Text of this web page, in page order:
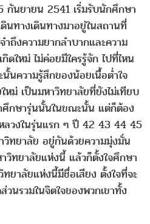
ยายน 2541 เริ่มรับนักศึกษา
นทางเดินทางมาอยู่ในสถานที่
ถึงความยากลำบากและความ
ดใหม่ ไม่ค่อยมีใครรู้จัก ไปที่ไหน
นความรู้สึกของน้อยเนื้อต่ำใจ
หม่ เป็นมหาวิทยาลัยที่ยังไม่เทียบ
ศึกษารุ่นนั้นในขณะนั้น แต่ก็ต้อง
วงในรุ่นแรก ๆ ปี 42 43 44 45
ทยาลัย อยู่กันด้วยความมุ่งมั่น
วิทยาลัยแห่งนี้ แล้วก็ตั้งใจศึกษา
ทยาลัยแห่งนี้มีชื่อเสียง ตั้งใจที่จะ
นรวมในจิตใจของพวกเขาทั้ง